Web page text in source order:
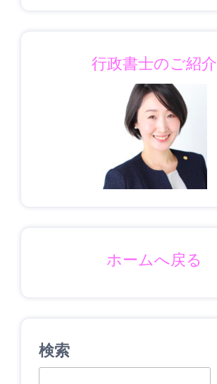
行政書士のご紹介
ホームへ戻る
検索